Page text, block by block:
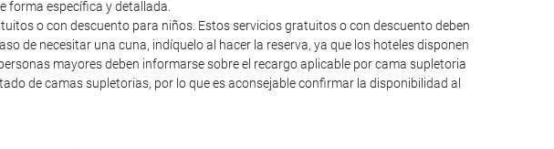
forma específica y detallada.
o con descuento para niños. Estos servicios gratuitos o con descuento deben
de necesitar una cuna, indíquelo al hacer la reserva, ya que los hoteles disponen
mayores deben informarse sobre el recargo aplicable por cama supletoria
de camas supletorias, por lo que es aconsejable confirmar la disponibilidad al